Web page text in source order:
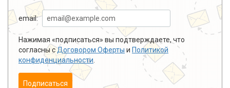
email:
Нажимая «подписаться» вы подтверждаете, что
согласны сДоговором Оферты и Политикой
конфиденциальности
Подписаться